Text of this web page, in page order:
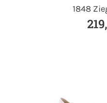
1848